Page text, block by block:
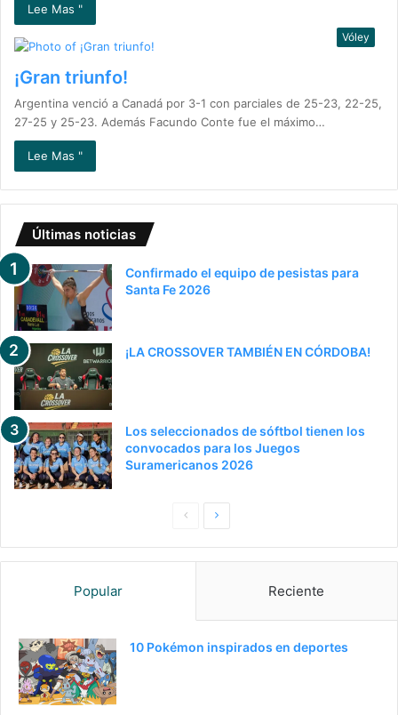
Lee Mas "
Vóley
¡Gran triunfo!
Argentina venció a Canadá por 3-1 con parciales de 25-23, 22-25,
27-25 y 25-23. Además Facundo Conte fue el máximo…
Lee Mas "
Últimas noticias
Confirmado el equipo de pesistas para
Santa Fe 2026
¡LA CROSSOVER TAMBIÉN EN CÓRDOBA!
Los seleccionados de sóftbol tienen los
convocados para los Juegos
Suramericanos 2026
g
g
Popular Reciente
10 Pokémon inspirados en deportes